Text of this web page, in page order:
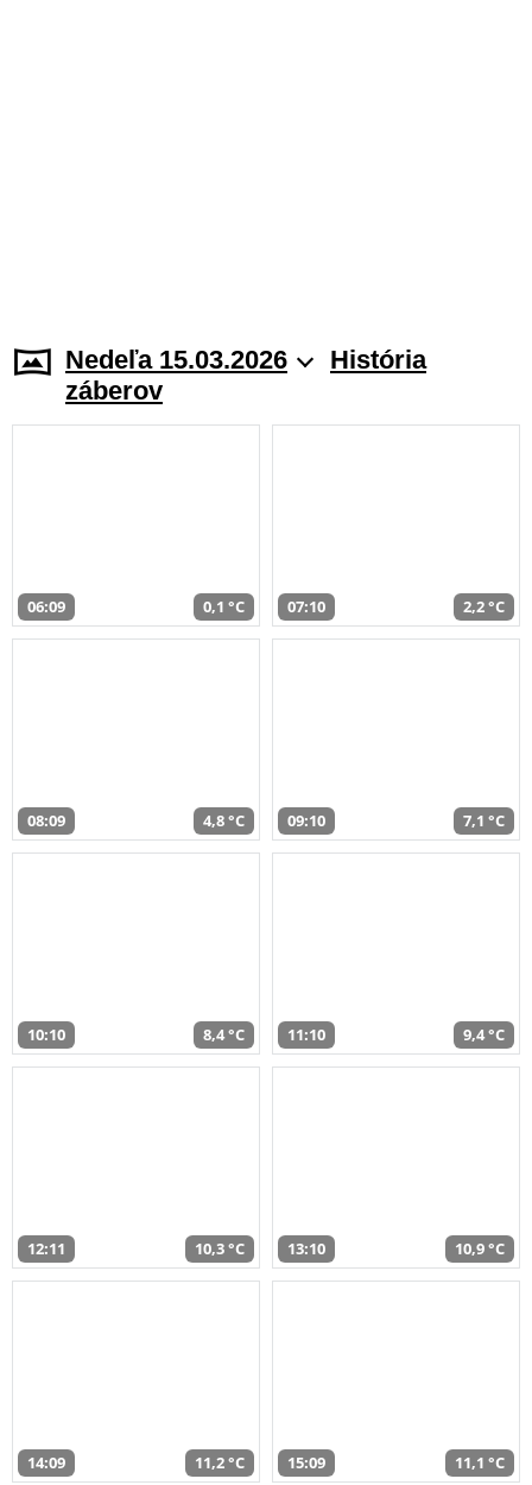
Nedeľa 15.03.2026
História
záberov
06:09 0,1 °C 07:10 2,2 °C
08:09 4,8 °C 09:10 7,1 °C
10:10 8,4 °C 11:10 9,4 °C
12:11 10,3 °C 13:10 10,9 °C
14:09 11,2 °C 15:09 11,1 °C